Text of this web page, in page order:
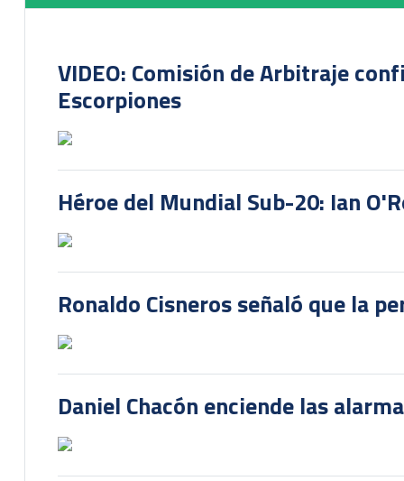
VIDEO: Comisión de Arbitraje
Escorpiones
Héroe del Mundial Sub-20: Ian
Ronaldo Cisneros señaló que la
Daniel Chacón enciende las